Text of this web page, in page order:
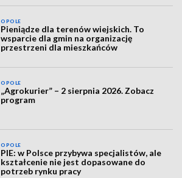
OPOLE
Pieniądze dla terenów wiejskich. To
wsparcie dla gmin na organizację
przestrzeni dla mieszkańców
OPOLE
„Agrokurier” – 2 sierpnia 2026. Zobacz
program
OPOLE
PIE: w Polsce przybywa specjalistów, ale
kształcenie nie jest dopasowane do
potrzeb rynku pracy